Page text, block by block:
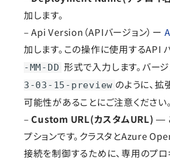
加します。
– Api Version（APIバージョン）ー
加します。この操作に使用するAPI
-MM-DD 形式で入力します。バー
3-03-15-preview のように、
可能性があることにご注意ください。
–Custom URL(カスタムURL)―
プションです。クラスタとAzure
接続を制御するために、専用のプ